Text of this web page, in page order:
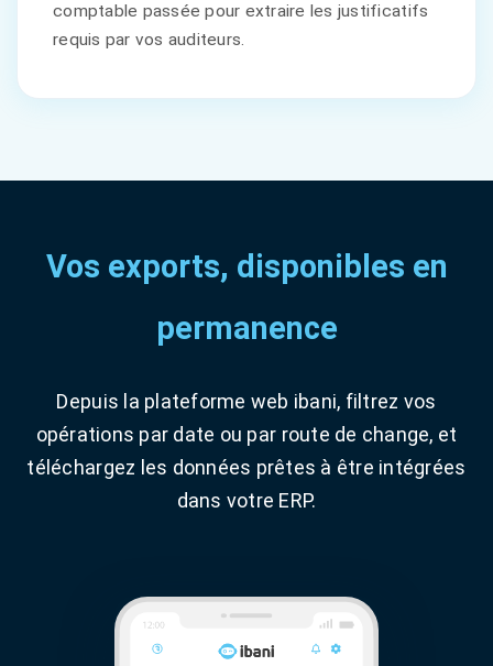
comptable passée pour extraire les justificatifs
requis par vos auditeurs.
Vos exports, disponibles en
permanence
Depuis la plateforme web ibani, filtrez vos
opérations par date ou par route de change, et
téléchargez les données prêtes à être intégrées
dans votre ERP.